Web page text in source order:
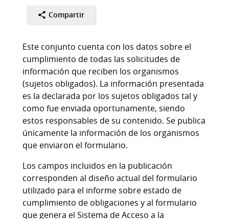
Compartir
Este conjunto cuenta con los datos sobre el
cumplimiento de todas las solicitudes de
información que reciben los organismos
(sujetos obligados). La información presentada
es la declarada por los sujetos obligados tal y
como fue enviada oportunamente, siendo
estos responsables de su contenido. Se publica
únicamente la información de los organismos
que enviaron el formulario.
Los campos incluidos en la publicación
corresponden al diseño actual del formulario
utilizado para el informe sobre estado de
cumplimiento de obligaciones y al formulario
que genera el Sistema de Acceso a la